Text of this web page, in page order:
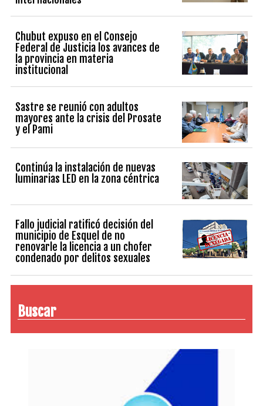
Chubut expuso en el Consejo
Federal de Justicia los avances de
la provincia en materia
institucional
Sastre se reunió con adultos
mayores ante la crisis del Prosate
y el Pami
Continúa la instalación de nuevas
luminarias LED en la zona céntrica
Fallo judicial ratificó decisión del
municipio de Esquel de no
renovarle la licencia a un chofer
condenado por delitos sexuales
Buscar